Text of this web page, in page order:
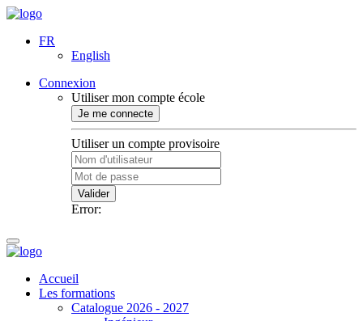
FR
English
Connexion
Utiliser mon compte école
Je me connecte
Utiliser un compte provisoire
Valider
Error:
Accueil
Les formations
Catalogue 2026 - 2027